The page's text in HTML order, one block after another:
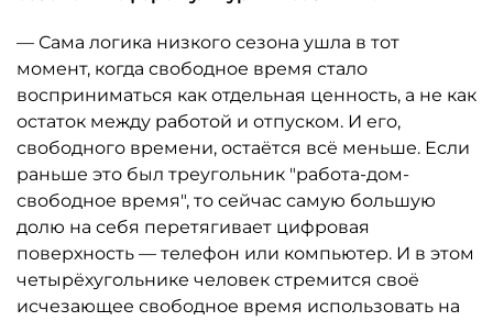
— Сама логика низкого сезона ушла в тот
момент, когда свободное время стало
восприниматься как отдельная ценность, а не как
остаток между работой и отпуском. И его,
свободного времени, остаётся всё меньше. Если
раньше это был треугольник "работа-дом-
свободное время", то сейчас самую большую
долю на себя перетягивает цифровая
поверхность — телефон или компьютер. И в этом
четырёхугольнике человек стремится своё
исчезающее свободное время использовать на